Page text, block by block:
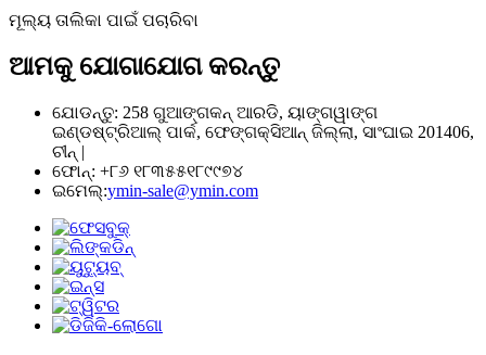
ମୂଲ୍ୟ ତାଲିକା ପାଇଁ ପଚାରିବା
ଆମକୁ ଯୋଗାଯୋଗ କରନ୍ତୁ
ଯୋଡନ୍ତୁ: 258 ଗୁଆଙ୍ଗକନ୍ ଆରଡି, ୟାଙ୍ଗୱାଙ୍ଗ
ଇଣ୍ଡଷ୍ଟ୍ରିଆଲ୍ ପାର୍କ, ଫେଙ୍ଗକ୍ସିଆନ୍ ଜିଲ୍ଲା, ସାଂଘାଇ 201406,
ଚୀନ୍ |
ଫୋନ୍: +୮୬ ୧୮୩୫୫୧୮୯୯୭୪
ଇମେଲ୍:ymin-sale@ymin.com